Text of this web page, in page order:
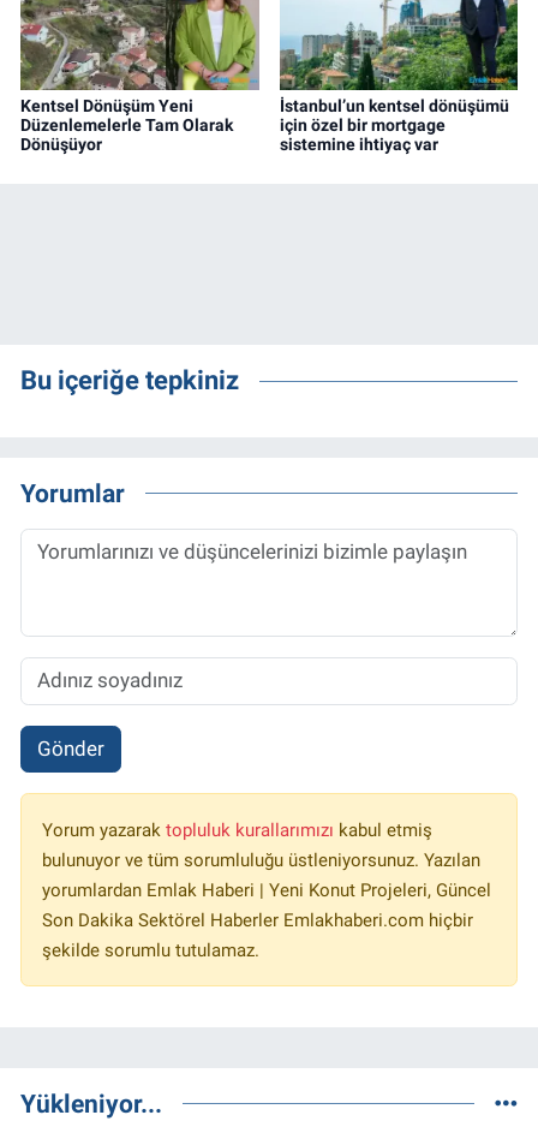
Kentsel Dönüşüm Yeni
Düzenlemelerle Tam Olarak
Dönüşüyor
İstanbul’un kentsel dönüşümü
için özel bir mortgage
sistemine ihtiyaç var
Bu içeriğe tepkiniz
Yorumlar
Gönder
Yorum yazarak topluluk kurallarımızı kabul etmiş
bulunuyor ve tüm sorumluluğu üstleniyorsunuz. Yazılan
yorumlardan Emlak Haberi | Yeni Konut Projeleri, Güncel
Son Dakika Sektörel Haberler Emlakhaberi.com hiçbir
şekilde sorumlu tutulamaz.
Yükleniyor...